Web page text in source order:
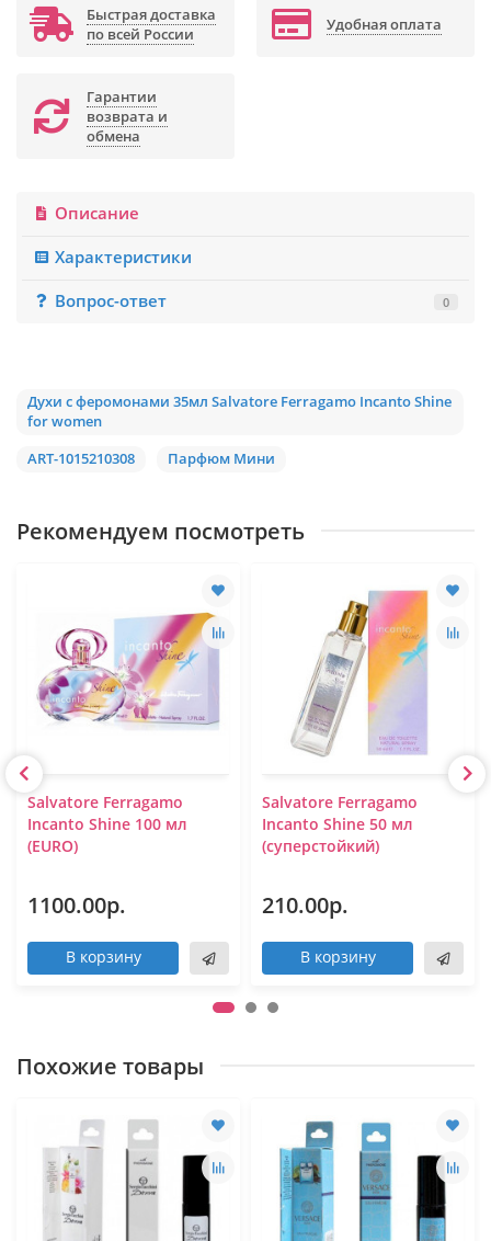
Быстрая доставка
по всей России
Удобная оплата
Гарантии
возврата и
обмена
Описание
Характеристики
Вопрос-ответ
0
Духи с феромонами 35мл Salvatore Ferragamo Incanto Shine
for women
ART-1015210308
Парфюм Мини
Рекомендуем посмотреть
Salvatore Ferragamo
Incanto Shine 100 мл
(EURO)
1100.00р.
В корзину
Salvatore Ferragamo
Incanto Shine 50 мл
(суперстойкий)
210.00р.
В корзину
Похожие товары